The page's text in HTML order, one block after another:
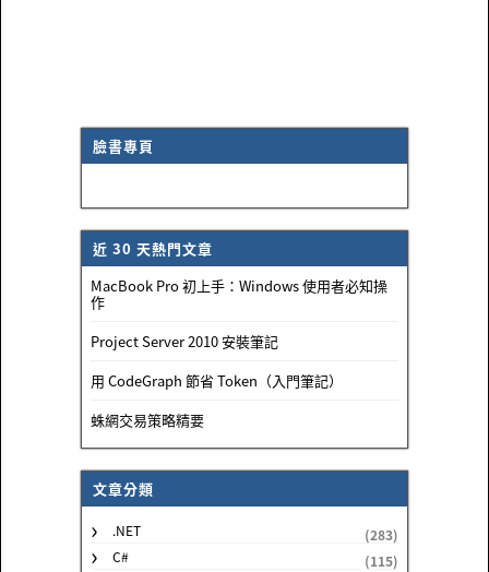
臉書專頁
近 30 天熱門文章
MacBook Pro 初上手：Windows 使用者必知操
作
Project Server 2010 安裝筆記
用 CodeGraph 節省 Token（入門筆記）
蛛網交易策略精要
文章分類
.NET
(283)
C#
(115)